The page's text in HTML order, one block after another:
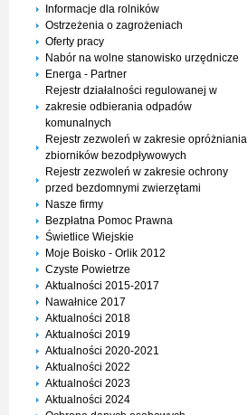
Informacje dla rolników
Ostrzeżenia o zagrożeniach
Oferty pracy
Nabór na wolne stanowisko urzędnicze
Energa - Partner
Rejestr działalności regulowanej w
zakresie odbierania odpadów
komunalnych
Rejestr zezwoleń w zakresie opróżniania
zbiorników bezodpływowych
Rejestr zezwoleń w zakresie ochrony
przed bezdomnymi zwierzętami
Nasze firmy
Bezpłatna Pomoc Prawna
Świetlice Wiejskie
Moje Boisko - Orlik 2012
Czyste Powietrze
Aktualności 2015-2017
Nawałnice 2017
Aktualności 2018
Aktualności 2019
Aktualności 2020-2021
Aktualności 2022
Aktualności 2023
Aktualności 2024